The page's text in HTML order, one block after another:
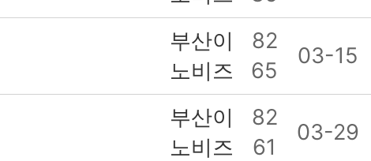
부산이
노비즈
82
65
03-15
부산이
노비즈
82
61
03-29